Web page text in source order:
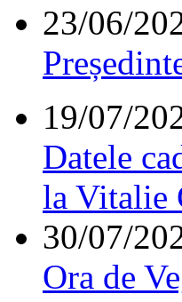
23/06/
19/07/
Datele
la Vitalie
30/07/
Ora de